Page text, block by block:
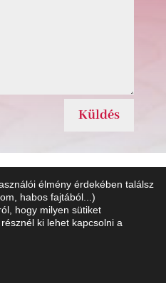
Küldés
Impresszum
élmény érdekében találsz
habos fajtából...)
hogy milyen sütiket
résznél ki lehet kapcsolni a